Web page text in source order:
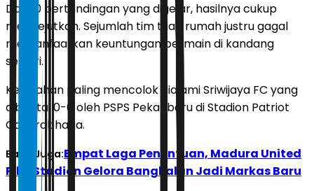
Dari 10 pertandingan yang digelar, hasilnya cukup
mengejutkan. Sejumlah tim tuan rumah justru gagal
memanfaatkan keuntungan bermain di kandang
sendiri.
Kekalahan paling mencolok dialami Sriwijaya FC yang
dibantai 0-6 oleh PSPS Pekanbaru di Stadion Patriot
Candrabhaga.
Baca Juga:Empat Laga Penentuan, Madura United
Pilih Stadion Gelora Bangkalan Jadi Markas Baru